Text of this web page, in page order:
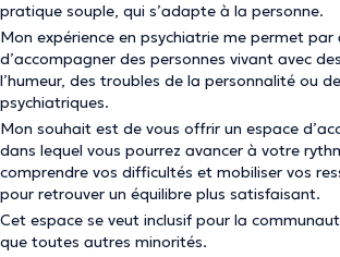
pratique souple, qui s’adapte à la personne.
Mon expérience en psychiatrie me permet par
d’accompagner des personnes vivant avec
l’humeur, des troubles de la personnalité ou
psychiatriques.
Mon souhait est de vous offrir un espace
dans lequel vous pourrez avancer à votre
comprendre vos difficultés et mobiliser vos
pour retrouver un équilibre plus satisfaisant.
Cet espace se veut inclusif pour la
que toutes autres minorités.